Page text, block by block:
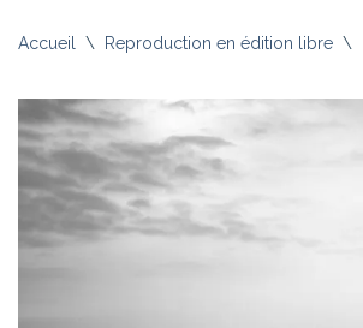
Accueil \ Reproduction en édition libre \